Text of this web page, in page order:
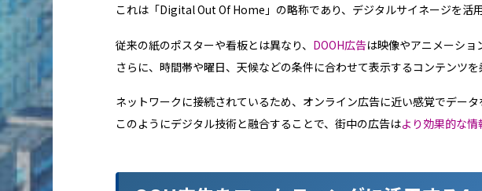
これは「Digital Out Of Home」の略称であり、デジタルサイネージを活
従来の紙のポスターや看板とは異なり、 DOOH広告は映像やアニメーシ
さらに、時間帯や曜日、天候などの条件に合わせて表示するコンテンツを
ネットワークに接続されているため、オンライン広告に近い感覚でデー
このようにデジタル技術と融合することで、街中の広告はより効果的な情